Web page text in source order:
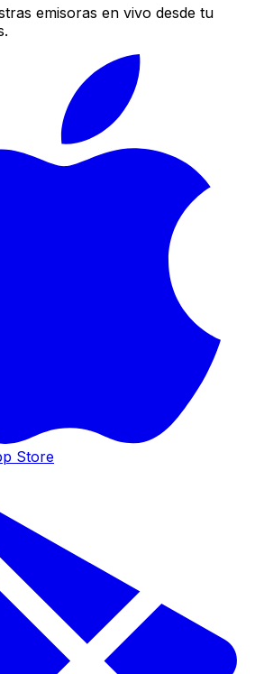
emisoras en vivo desde tu
Store